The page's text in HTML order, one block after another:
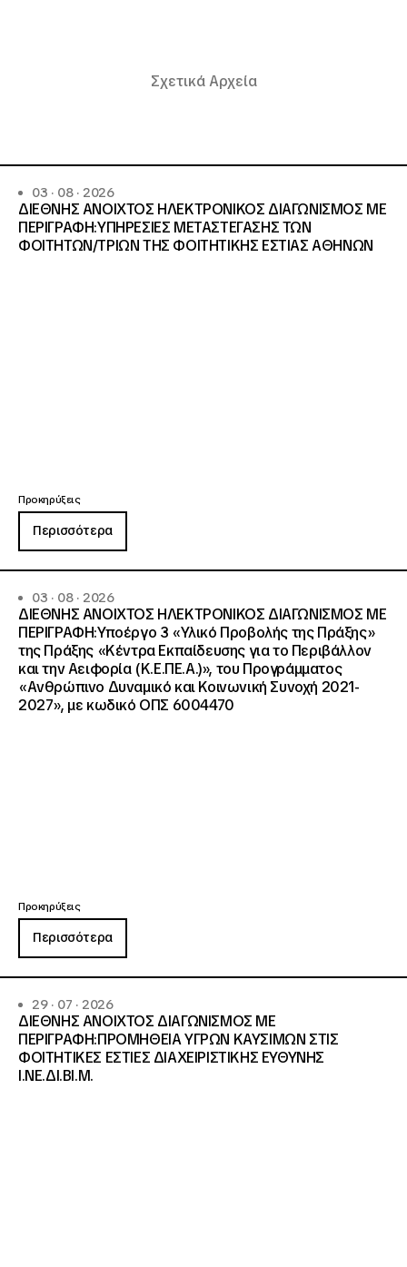
Σχετικά Αρχεία
03 · 08 · 2026
ΔΙΕΘΝΗΣ ΑΝΟΙΧΤΟΣ ΗΛΕΚΤΡΟΝΙΚΟΣ ΔΙΑΓΩΝΙΣΜΟΣ ΜΕ
ΠΕΡΙΓΡΑΦΗ:ΥΠΗΡΕΣΙΕΣ METAΣΤΕΓΑΣΗΣ ΤΩΝ
ΦΟΙΤΗΤΩΝ/ΤΡΙΩΝ ΤΗΣ ΦΟΙΤΗΤΙΚΗΣ ΕΣΤΙΑΣ ΑΘΗΝΩΝ
Προκηρύξεις
Περισσότερα
03 · 08 · 2026
ΔΙΕΘΝΗΣ ΑΝΟΙΧΤΟΣ ΗΛΕΚΤΡΟΝΙΚΟΣ ΔΙΑΓΩΝΙΣΜΟΣ ΜΕ
ΠΕΡΙΓΡΑΦΗ:Υποέργο 3 «Υλικό Προβολής της Πράξης»
της Πράξης «Κέντρα Εκπαίδευσης για το Περιβάλλον
και την Αειφορία (Κ.Ε.ΠΕ.Α.)», του Προγράμματος
«Ανθρώπινο Δυναμικό και Κοινωνική Συνοχή 2021-
2027», με κωδικό ΟΠΣ 6004470
Προκηρύξεις
Περισσότερα
29 · 07 · 2026
ΔΙΕΘΝΗΣ ΑΝΟΙΧΤΟΣ ΔΙΑΓΩΝΙΣΜΟΣ ΜΕ
ΠΕΡΙΓΡΑΦΗ:ΠΡΟΜΗΘΕΙΑ ΥΓΡΩΝ ΚΑΥΣΙΜΩΝ ΣΤΙΣ
ΦΟΙΤΗΤΙΚΕΣ ΕΣΤΙΕΣ ΔΙΑΧΕΙΡΙΣΤΙΚΗΣ ΕΥΘΥΝΗΣ
Ι.ΝΕ.ΔΙ.ΒΙ.Μ.